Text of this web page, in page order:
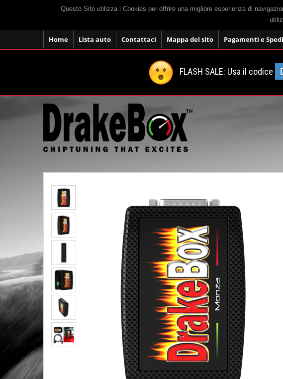
Questo Sito utilizza i Cookies per offrire una migliore esperienza di
Home Lista auto Contattaci Mappa del sito Pagamenti e
FLASH SALE: Usa il codice